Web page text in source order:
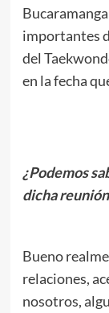
importantes
del
en la fecha
¿Podemos
dicha
Bueno
relaciones,
nosotros,